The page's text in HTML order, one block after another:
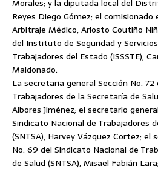
Morales; y la diputada local del
Reyes Diego Gómez; el
Arbitraje Médico, Ariosto Coutiño
del Instituto de Seguridad y
Trabajadores del Estado (ISSSTE),
Maldonado.
La secretaria general Sección No.
Trabajadores de la Secretaría de
Albores Jiménez; el secretario
Sindicato Nacional de Trabajadores
(SNTSA), Harvey Vázquez Cortez; el
No. 69 del Sindicato Nacional de
de Salud (SNTSA), Misael Fabián